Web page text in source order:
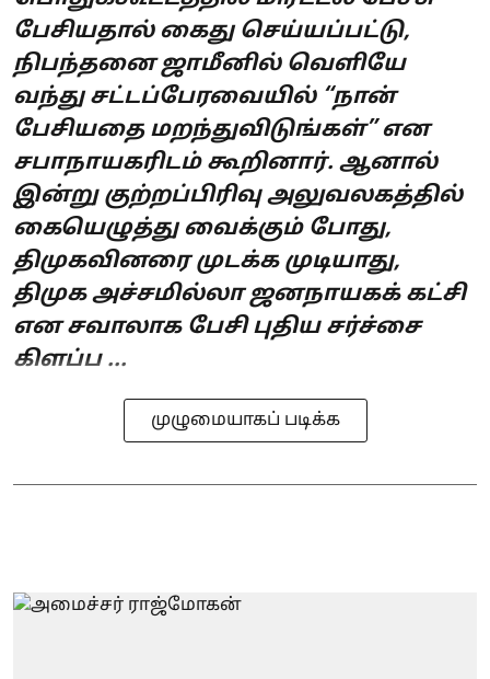
பேசியதால் கைது செய்யப்பட்டு,
நிபந்தனை ஜாமீனில் வெளியே
வந்து சட்டப்பேரவையில் “நான்
பேசியதை மறந்துவிடுங்கள்” என
சபாநாயகரிடம் கூறினார். ஆனால்
இன்று குற்றப்பிரிவு அலுவலகத்தில்
கையெழுத்து வைக்கும் போது,
திமுகவினரை முடக்க முடியாது,
திமுக அச்சமில்லா ஜனநாயகக் கட்சி
என சவாலாக பேசி புதிய சர்ச்சை
கிளப்ப ...
முழுமையாகப் படிக்க